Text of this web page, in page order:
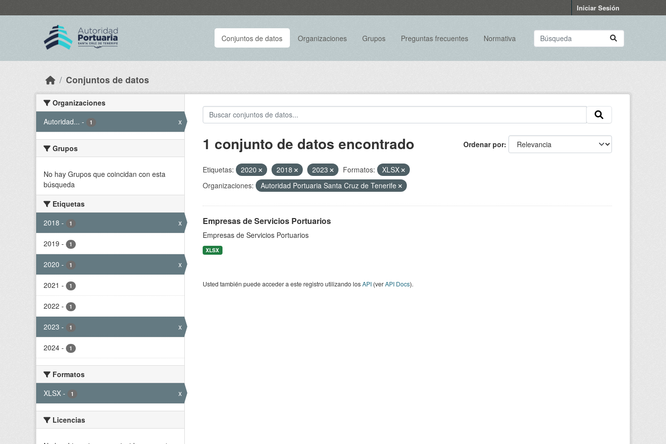
Iniciar Sesión
Conjuntos de datos Organizaciones Grupos Preguntas frecuentes Normativa
Conjuntos de datos
Organizaciones
Autoridad... - 1 x
Grupos
No hay Grupos que coincidan con esta
búsqueda
Etiquetas
2018 - 1 x
2019 - 1
2020 - 1 x
2021 - 1
2022 - 1
2023 - 1 x
2024 - 1
Formatos
XLSX - 1 x
Licencias
Ordenar por
1 conjunto de datos encontrado
Etiquetas: 2020 2018 2023 Formatos:
XLSX
Organizaciones:
Autoridad Portuaria Santa Cruz de Tenerife
Empresas de Servicios Portuarios
Empresas de Servicios Portuarios
XLSX
Usted también puede acceder a este registro utilizando losAPI(verAPI Docs).